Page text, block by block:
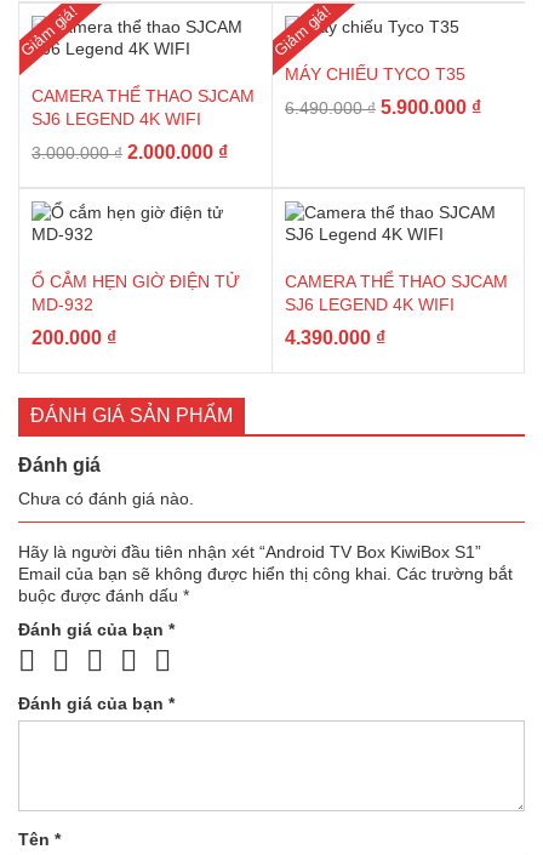
Giảm giá!
CAMERA THỂ THAO SJCAM
SJ6 LEGEND 4K WIFI
3.000.000₫ Giá
3.000.000 ₫.
2.000.000 ₫Giá
Giảm giá!
MÁY CHIẾU TYCO T35
6.490.000₫ Giá
6.490.000 ₫.
5.900.000 ₫Giá
là:
Ổ CẮM HẸN GIỜ ĐIỆN TỬ
MD-932
200.000 ₫
CAMERA THỂ THAO SJCAM
SJ6 LEGEND 4K WIFI
4.390.000 ₫
ĐÁNH GIÁ SẢN PHẨM
Đánh giá
Chưa có đánh giá nào.
Hãy là người đầu tiên nhận xét “Android TV Box KiwiBox S1”
Email của bạn sẽ không được hiển thị công khai. Các trường bắt
buộc được đánh dấu *
Đánh giá của bạn *
Đánh giá của bạn *
Tên *